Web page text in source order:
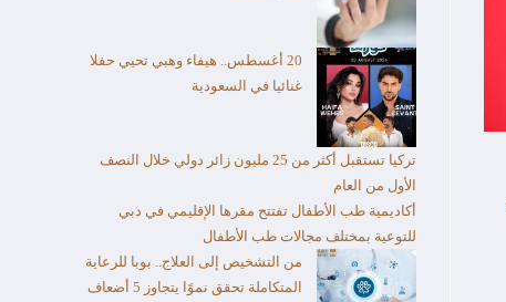
20 أغسطس.. هيفاء وهبي تحيي حفلا
غنائيا في السعودية
تركيا تستقبل أكثر من 25 مليون زائر دولي خلال النصف
الأول من العام​
أكاديمية طب الأطفال تفتتح مقرها الإقليمي في دبي
للتوعية بمختلف مجالات طب الأطفال
من التشخيص إلى العلاج.. بوبا للرعاية
المتكاملة تحقق نموًا يتجاوز 5 أضعاف